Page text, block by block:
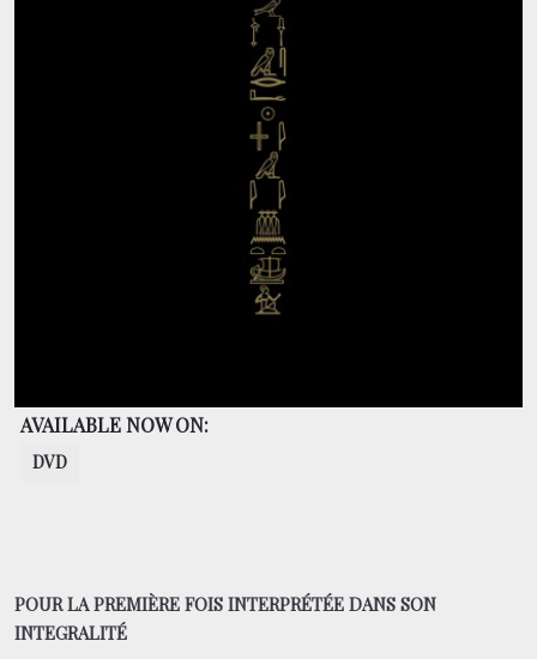
BOUTIQUE
AVAILABLE NOW ON:
DVD
POUR LA PREMIÈRE FOIS INTERPRÉTÉE DANS SON
INTEGRALITÉ